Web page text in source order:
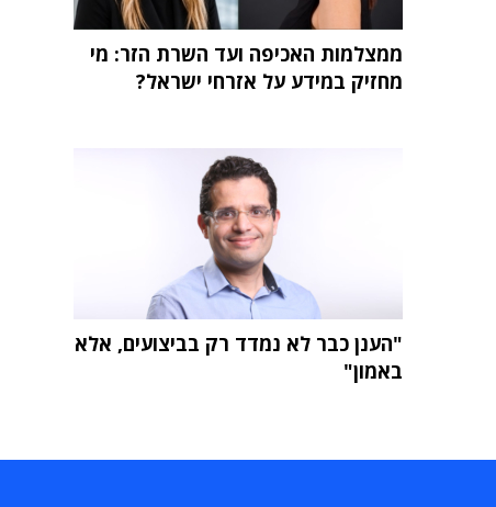
ממצלמות האכיפה ועד השרת הזר: מי
מחזיק במידע על אזרחי ישראל?
"הענן כבר לא נמדד רק בביצועים, אלא
באמון"